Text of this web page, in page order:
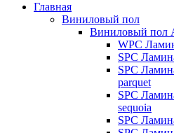
Главная
Виниловый пол
Виниловый пол
WPC
SPC
SPC
parquet
SPC
sequoia
SPC